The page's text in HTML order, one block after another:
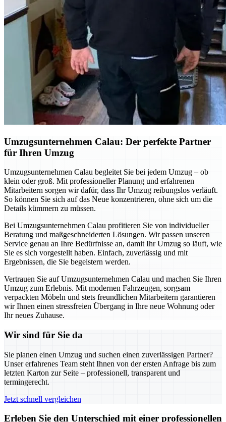
Umzugsunternehmen Calau: Der perfekte Partner
für Ihren Umzug
Umzugsunternehmen Calau begleitet Sie bei jedem Umzug – ob
klein oder groß. Mit professioneller Planung und erfahrenen
Mitarbeitern sorgen wir dafür, dass Ihr Umzug reibungslos verläuft.
So können Sie sich auf das Neue konzentrieren, ohne sich um die
Details kümmern zu müssen.
Bei Umzugsunternehmen Calau profitieren Sie von individueller
Beratung und maßgeschneiderten Lösungen. Wir passen unseren
Service genau an Ihre Bedürfnisse an, damit Ihr Umzug so läuft, wie
Sie es sich vorgestellt haben. Einfach, zuverlässig und mit
Ergebnissen, die Sie begeistern werden.
Vertrauen Sie auf Umzugsunternehmen Calau und machen Sie Ihren
Umzug zum Erlebnis. Mit modernen Fahrzeugen, sorgsam
verpackten Möbeln und stets freundlichen Mitarbeitern garantieren
wir Ihnen einen stressfreien Übergang in Ihre neue Wohnung oder
Ihr neues Zuhause.
Wir sind für Sie da
Sie planen einen Umzug und suchen einen zuverlässigen Partner?
Unser erfahrenes Team steht Ihnen von der ersten Anfrage bis zum
letzten Karton zur Seite – professionell, transparent und
termingerecht.
Jetzt schnell vergleichen
Erleben Sie den Unterschied mit einer professionellen